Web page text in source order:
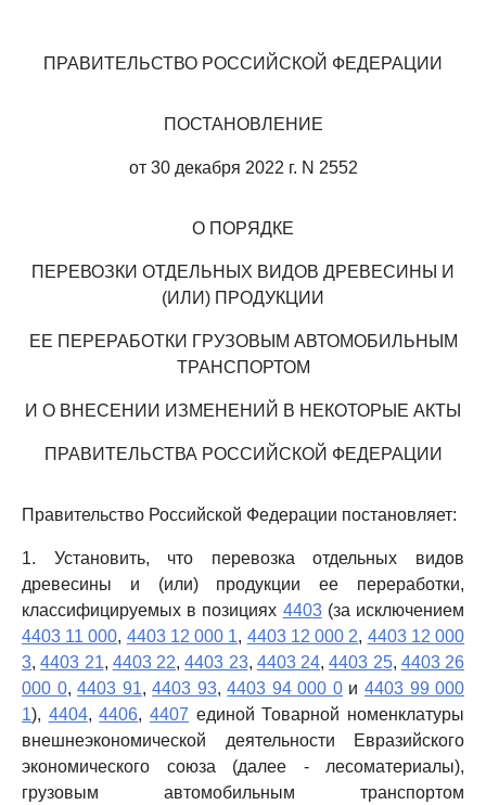
ПРАВИТЕЛЬСТВО РОССИЙСКОЙ ФЕДЕРАЦИИ
ПОСТАНОВЛЕНИЕ
от 30 декабря 2022 г. N 2552
О ПОРЯДКЕ
ПЕРЕВОЗКИ ОТДЕЛЬНЫХ ВИДОВ ДРЕВЕСИНЫ И
(ИЛИ) ПРОДУКЦИИ
ЕЕ ПЕРЕРАБОТКИ ГРУЗОВЫМ АВТОМОБИЛЬНЫМ
ТРАНСПОРТОМ
И О ВНЕСЕНИИ ИЗМЕНЕНИЙ В НЕКОТОРЫЕ АКТЫ
ПРАВИТЕЛЬСТВА РОССИЙСКОЙ ФЕДЕРАЦИИ
Правительство Российской Федерации постановляет:
1. Установить, что перевозка отдельных видов
древесины и (или) продукции ее переработки,
классифицируемых в позициях 4403(за исключением
4403 11 000, 4403 12 000 1, 4403 12 000 2, 4403 12 000
3,4403 21, 4403 22,4403 23, 4403 24,4403 25, 4403 26
000 0,4403 91,4403 93,4403 94 000 0и 4403 99 000
1), 4404,4406,4407 единой Товарной номенклатуры
внешнеэкономической деятельности Евразийского
экономического союза (далее - лесоматериалы),
грузовым автомобильным транспортом